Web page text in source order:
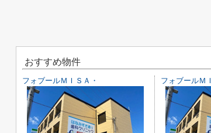
おすすめ物件
フォブールＭＩＳＡ・ フォブールＭ